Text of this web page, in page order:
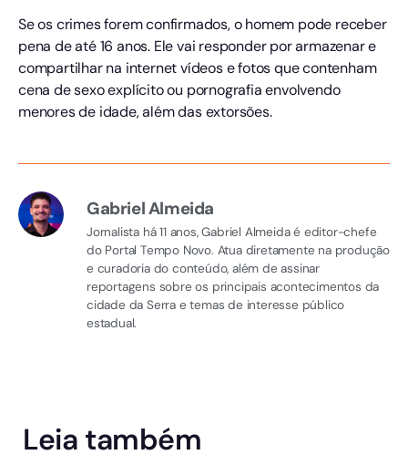
Se os crimes forem confirmados, o homem pode receber
pena de até 16 anos. Ele vai responder por armazenar e
compartilhar na internet vídeos e fotos que contenham
cena de sexo explícito ou pornografia envolvendo
menores de idade, além das extorsões.
Gabriel Almeida
Jornalista há 11 anos, Gabriel Almeida é editor-chefe
do Portal Tempo Novo. Atua diretamente na produção
e curadoria do conteúdo, além de assinar
reportagens sobre os principais acontecimentos da
cidade da Serra e temas de interesse público
estadual.
Leia também